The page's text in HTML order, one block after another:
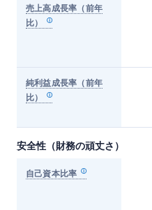
売上高成長率（前年
比）
純利益成長率（前年
比）
安全性（財務の頑丈さ）
自己資本比率